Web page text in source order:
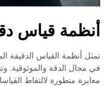
أنظمة قياس
تمثل أنظمة القياس الدقيقة
في مجال الدقة والموثوقية.
معايرة متطورة لالتقاط